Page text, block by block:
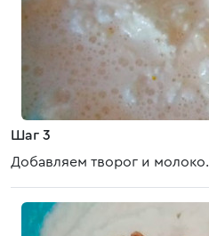
Шаг 3
Добавляем творог и молоко.